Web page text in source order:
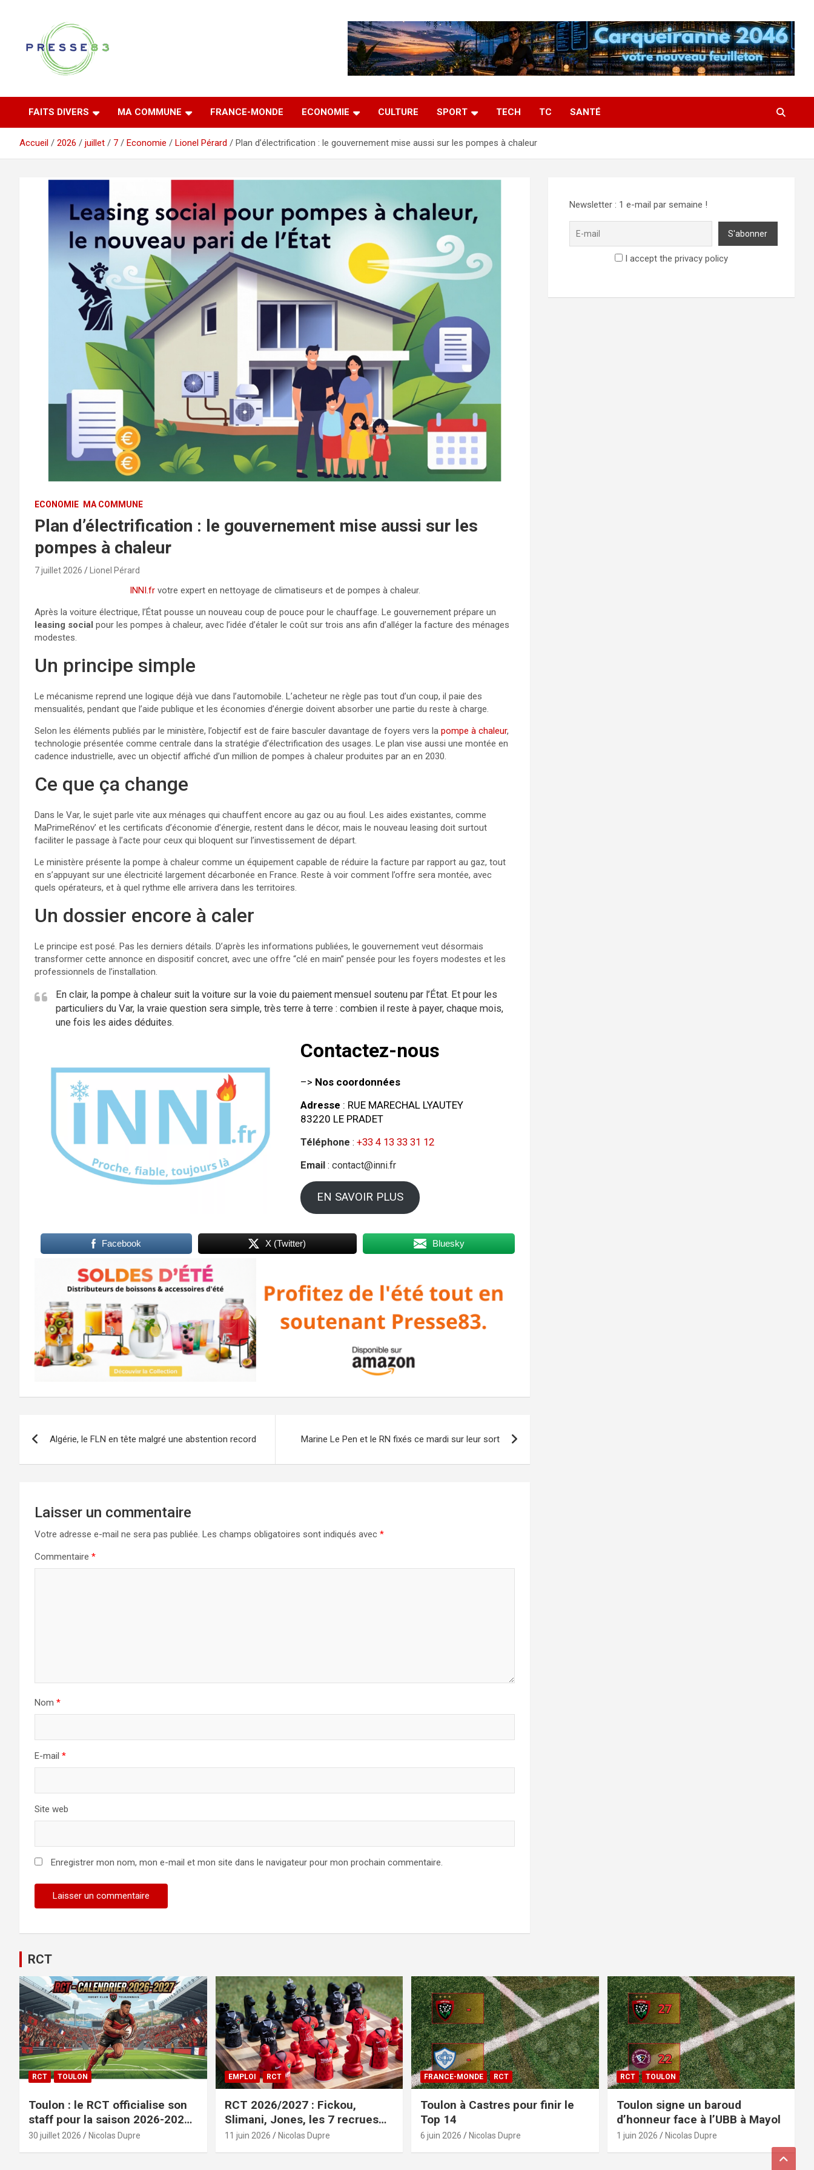
Presse 83
FAITS DIVERS MA COMMUNE FRANCE-MONDE ECONOMIE CULTURE SPORT TECH TC SANTÉ
Accueil 2026 juillet 7 Economie Lionel Pérard Plan d’électrification : le gouvernement mise aussi sur les pompes à chaleur
ECONOMIE MA COMMUNE
Plan d’électrification : le gouvernement mise aussi sur les
pompes à chaleur
7 juillet 2026 Lionel Pérard
INNI.frvotre expert en nettoyage de climatiseurs et de pompes à chaleur.
Après la voiture électrique, l’État pousse un nouveau coup de pouce pour le chauffage. Le gouvernement prépare un
leasing social pour les pompes à chaleur, avec l’idée d’étaler le coût sur trois ans afin d’alléger la facture des ménages
modestes.
Un principe simple
Le mécanisme reprend une logique déjà vue dans l’automobile. L’acheteur ne règle pas tout d’un coup, il paie des
mensualités, pendant que l’aide publique et les économies d’énergie doivent absorber une partie du reste à charge.
Selon les éléments publiés par le ministère, l’objectif est de faire basculer davantage de foyers vers la pompe à chaleur,
technologie présentée comme centrale dans la stratégie d’électrification des usages. Le plan vise aussi une montée en
cadence industrielle, avec un objectif affiché d’un million de pompes à chaleur produites par an en 2030.
Ce que ça change
Dans le Var, le sujet parle vite aux ménages qui chauffent encore au gaz ou au fioul. Les aides existantes, comme
MaPrimeRénov’ et les certificats d’économie d’énergie, restent dans le décor, mais le nouveau leasing doit surtout
faciliter le passage à l’acte pour ceux qui bloquent sur l’investissement de départ.
Le ministère présente la pompe à chaleur comme un équipement capable de réduire la facture par rapport au gaz, tout
en s’appuyant sur une électricité largement décarbonée en France. Reste à voir comment l’offre sera montée, avec
quels opérateurs, et à quel rythme elle arrivera dans les territoires.
Un dossier encore à caler
Le principe est posé. Pas les derniers détails. D’après les informations publiées, le gouvernement veut désormais
transformer cette annonce en dispositif concret, avec une offre “clé en main” pensée pour les foyers modestes et les
professionnels de l’installation.
En clair, la pompe à chaleur suit la voiture sur la voie du paiement mensuel soutenu par l’État. Et pour les
particuliers du Var, la vraie question sera simple, très terre à terre : combien il reste à payer, chaque mois,
une fois les aides déduites.
Contactez-nous
–> Nos coordonnées
Adresse : RUE MARECHAL LYAUTEY
83220 LE PRADET
Téléphone :+33 4 13 33 31 12
Email : contact@inni.fr
EN SAVOIR PLUS
Facebook X (Twitter) Bluesky
de
Algérie, le FLN en tête malgré une abstention record Marine Le Pen et le RN fixés ce mardi sur leur sort
Laisser un commentaire
Votre adresse e-mail ne sera pas publiée. Les champs obligatoires sont indiqués avec *
Commentaire *
Nom *
E-mail *
Site web
Enregistrer mon nom, mon e-mail et mon site dans le navigateur pour mon prochain commentaire.
Newsletter : 1 e-mail par semaine !
I accept the privacy policy
RCT
RCT TOULON
Toulon : le RCT officialise son
staff pour la saison 2026-2027+
le calendrier
30 juillet 2026 Nicolas Dupre
EMPLOI RCT
RCT 2026/2027 : Fickou,
Slimani, Jones, les 7 recrues
officialisées
11 juin 2026 Nicolas Dupre
FRANCE-MONDE RCT
Toulon à Castres pour finir le
Top 14
6 juin 2026 Nicolas Dupre
RCT TOULON
Toulon signe un baroud
d’honneur face à l’UBB à Mayol
1 juin 2026 Nicolas Dupre